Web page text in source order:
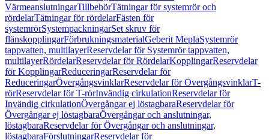
VärmeanslutningarTillbehörTätningar för systemrör och
rördelarTätningar för rördelarFästen för
systemrörSystempackningarSet skruv för
flänskopplingarFörbrukningsmaterialGeberit MeplaSystemrör
tappvatten, multilayerReservdelar för Systemrör tappvatten,
multilayerRördelarReservdelar för RördelarKopplingarReservdelar
för KopplingarReduceringarReservdelar för
ReduceringarÖvergångsvinklarReservdelar för ÖvergångsvinklarT-
rörReservdelar för T-rörInvändig cirkulationReservdelar för
Invändig cirkulationÖvergångar ej löstagbaraReservdelar för
Övergångar ej löstagbaraÖvergångar och anslutningar,
löstagbaraReservdelar för Övergångar och anslutningar,
löstagbaraFörslutningarReservdelar för